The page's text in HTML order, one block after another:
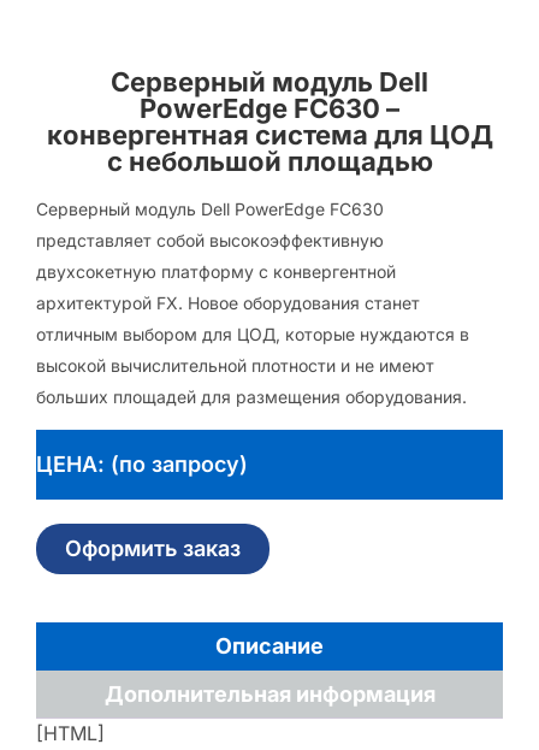
Серверный модуль Dell
PowerEdge FC630 –
конвергентная система для ЦОД
с небольшой площадью
Серверный модуль Dell PowerEdge FC630
представляет собой высокоэффективную
двухсокетную платформу с конвергентной
архитектурой FX. Новое оборудования станет
отличным выбором для ЦОД, которые нуждаются в
высокой вычислительной плотности и не имеют
больших площадей для размещения оборудования.
ЦЕНА: (по запросу)
Оформить заказ
Описание
Дополнительная информация
[HTML]